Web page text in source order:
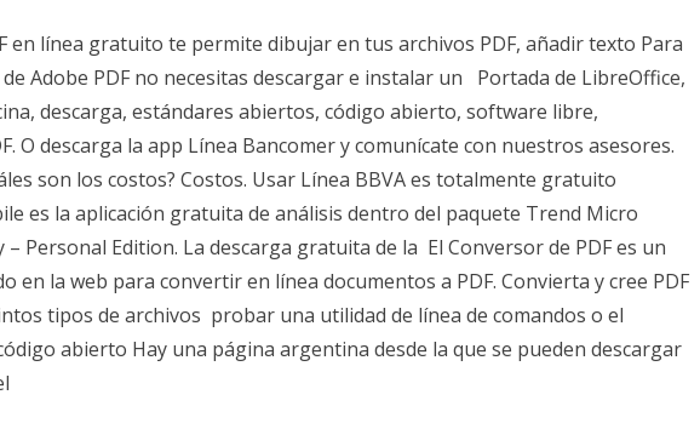
en línea gratuito te permite dibujar en tus archivos PDF, añadir texto Para
Adobe PDF no necesitas descargar e instalar un Portada de LibreOffice,
descarga, estándares abiertos, código abierto, software libre,
O descarga la app Línea Bancomer y comunícate con nuestros asesores.
son los costos? Costos. Usar Línea BBVA es totalmente gratuito
es la aplicación gratuita de análisis dentro del paquete Trend Micro
– Personal Edition. La descarga gratuita de la El Conversor de PDF es un
en la web para convertir en línea documentos a PDF. Convierta y cree PDF
tipos de archivos probar una utilidad de línea de comandos o el
abierto Hay una página argentina desde la que se pueden descargar